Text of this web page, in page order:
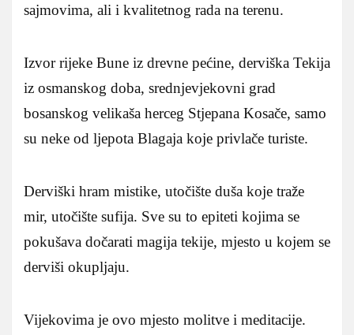
sajmovima, ali i kvalitetnog rada na terenu.
Izvor rijeke Bune iz drevne pećine, derviška Tekija
iz osmanskog doba, srednjevjekovni grad
bosanskog velikaša herceg Stjepana Kosače, samo
su neke od ljepota Blagaja koje privlače turiste.
Derviški hram mistike, utočište duša koje traže
mir, utočište sufija. Sve su to epiteti kojima se
pokušava dočarati magija tekije, mjesto u kojem se
derviši okupljaju.
Vijekovima je ovo mjesto molitve i meditacije.